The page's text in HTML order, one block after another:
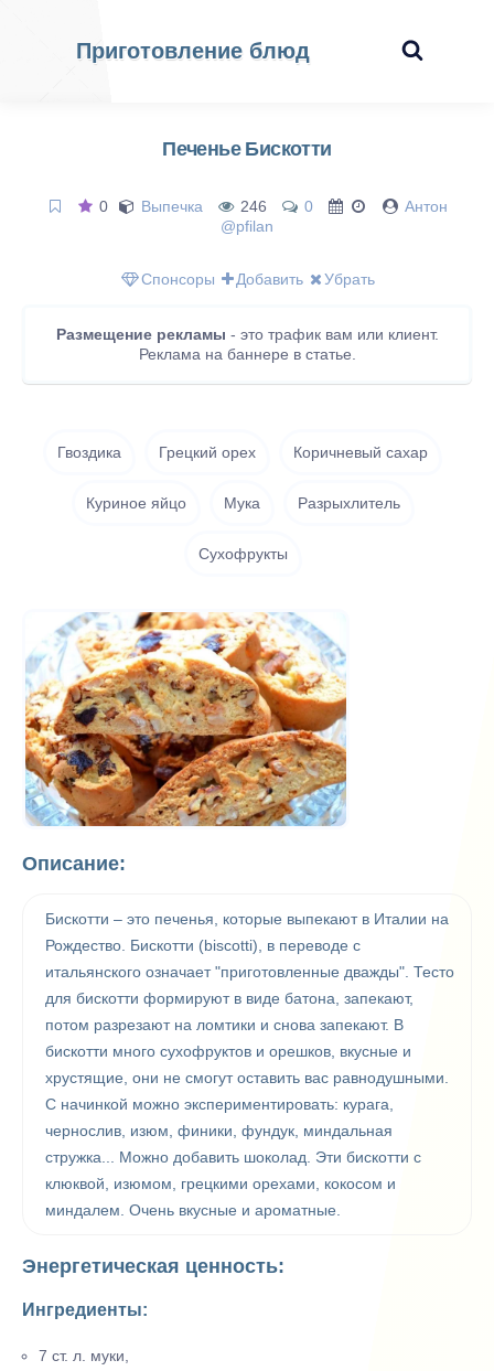
Приготовление блюд
Печенье Бискотти
0 Выпечка 246 0
Антон
@pfilan
Спонсоры Добавить Убрать
Размещение рекламы - это трафик вам или клиент.
Реклама на баннере в статье.
Гвоздика Грецкий орех Коричневый сахар
Куриное яйцо Мука Разрыхлитель
Сухофрукты
Описание:
Бискотти – это печенья, которые выпекают в Италии на
Рождество. Бискотти (biscotti), в переводе с
итальянского означает "приготовленные дважды". Тесто
для бискотти формируют в виде батона, запекают,
потом разрезают на ломтики и снова запекают. В
бискотти много сухофруктов и орешков, вкусные и
хрустящие, они не смогут оставить вас равнодушными.
С начинкой можно экспериментировать: курага,
чернослив, изюм, финики, фундук, миндальная
стружка... Можно добавить шоколад. Эти бискотти с
клюквой, изюмом, грецкими орехами, кокосом и
миндалем. Очень вкусные и ароматные.
Энергетическая ценность:
Ингредиенты:
7 ст. л. муки,